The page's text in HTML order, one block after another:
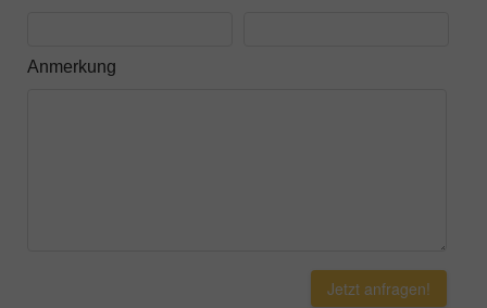
Anmerkung
Jetzt anfragen!